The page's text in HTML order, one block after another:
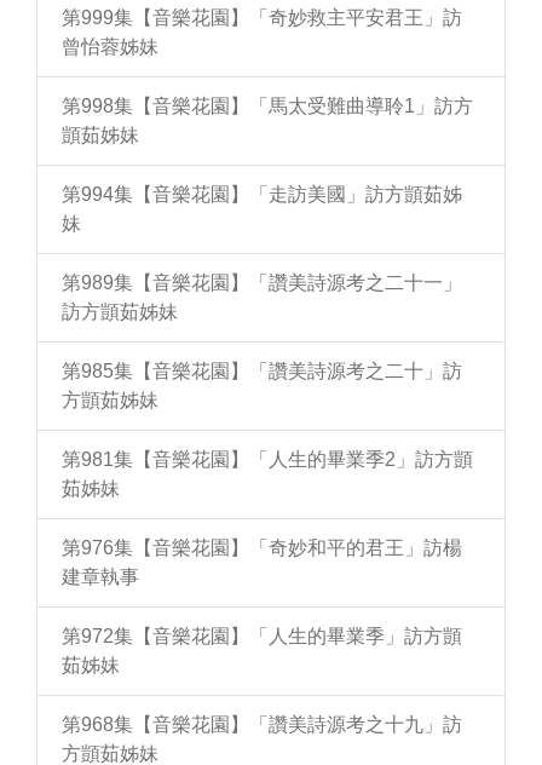
第999集【音樂花園】「奇妙救主平安君王」訪
曾怡蓉姊妹
第998集【音樂花園】「馬太受難曲導聆1」訪方
顗茹姊妹
第994集【音樂花園】「走訪美國」訪方顗茹姊
妹
第989集【音樂花園】「讚美詩源考之二十一」
訪方顗茹姊妹
第985集【音樂花園】「讚美詩源考之二十」訪
方顗茹姊妹
第981集【音樂花園】「人生的畢業季2」訪方顗
茹姊妹
第976集【音樂花園】「奇妙和平的君王」訪楊
建章執事
第972集【音樂花園】「人生的畢業季」訪方顗
茹姊妹
第968集【音樂花園】「讚美詩源考之十九」訪
方顗茹姊妹